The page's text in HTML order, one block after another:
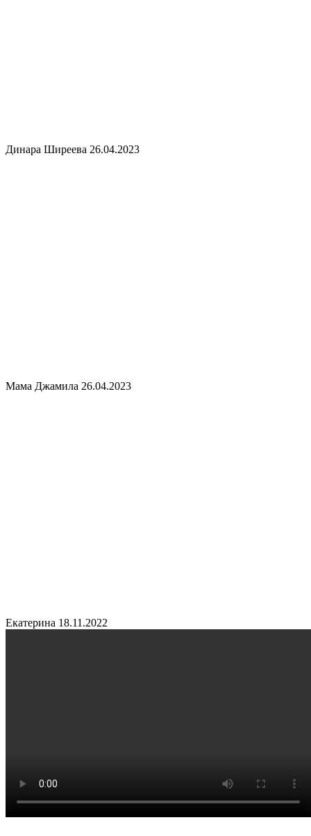
Динара Ширеева 26.04.2023
Мама Джамила 26.04.2023
Екатерина 18.11.2022